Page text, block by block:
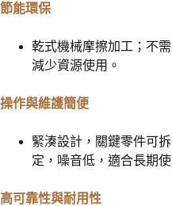
節能環保
乾式機械摩擦加工；不
減少資源使用。
操作與維護簡便
緊湊設計，關鍵零件可
定，噪音低，適合長期使
高可靠性與耐用性